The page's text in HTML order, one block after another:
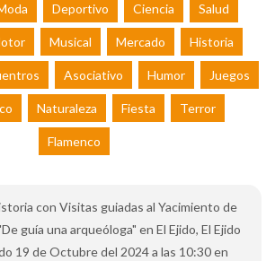
Deportivo Ciencia Salud
Musical Mercado Historia
Asociativo Humor Juegos
Naturaleza Fiesta Terror
Flamenco
con Visitas guiadas al Yacimiento de
guía una arqueóloga" en El Ejido, El Ejido
19 de Octubre del 2024 a las 10:30 en